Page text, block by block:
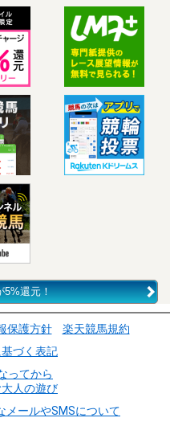
5%還元！
保護方針
楽天競馬規約
づく表記
ってから
人の遊び
メールやSMSについて